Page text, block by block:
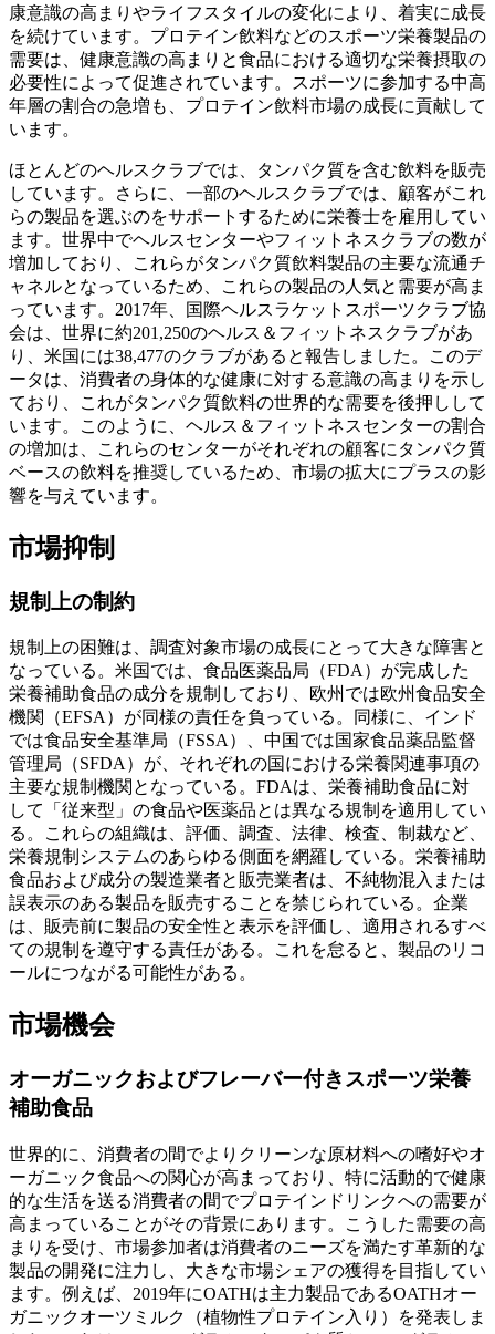
康意識の高まりやライフスタイルの変化により、着実に成長
を続けています。プロテイン飲料などのスポーツ栄養製品の
需要は、健康意識の高まりと食品における適切な栄養摂取の
必要性によって促進されています。スポーツに参加する中高
年層の割合の急増も、プロテイン飲料市場の成長に貢献して
います。
ほとんどのヘルスクラブでは、タンパク質を含む飲料を販売
しています。さらに、一部のヘルスクラブでは、顧客がこれ
らの製品を選ぶのをサポートするために栄養士を雇用してい
ます。世界中でヘルスセンターやフィットネスクラブの数が
増加しており、これらがタンパク質飲料製品の主要な流通チ
ャネルとなっているため、これらの製品の人気と需要が高ま
っています。2017年、国際ヘルスラケットスポーツクラブ協
会は、世界に約201,250のヘルス＆フィットネスクラブがあ
り、米国には38,477のクラブがあると報告しました。このデ
ータは、消費者の身体的な健康に対する意識の高まりを示し
ており、これがタンパク質飲料の世界的な需要を後押しして
います。このように、ヘルス＆フィットネスセンターの割合
の増加は、これらのセンターがそれぞれの顧客にタンパク質
ベースの飲料を推奨しているため、市場の拡大にプラスの影
響を与えています。
市場抑制
規制上の制約
規制上の困難は、調査対象市場の成長にとって大きな障害と
なっている。米国では、食品医薬品局（FDA）が完成した
栄養補助食品の成分を規制しており、欧州では欧州食品安全
機関（EFSA）が同様の責任を負っている。同様に、インド
では食品安全基準局（FSSA）、中国では国家食品薬品監督
管理局（SFDA）が、それぞれの国における栄養関連事項の
主要な規制機関となっている。FDAは、栄養補助食品に対
して「従来型」の食品や医薬品とは異なる規制を適用してい
る。これらの組織は、評価、調査、法律、検査、制裁など、
栄養規制システムのあらゆる側面を網羅している。栄養補助
食品および成分の製造業者と販売業者は、不純物混入または
誤表示のある製品を販売することを禁じられている。企業
は、販売前に製品の安全性と表示を評価し、適用されるすべ
ての規制を遵守する責任がある。これを怠ると、製品のリコ
ールにつながる可能性がある。
市場機会
オーガニックおよびフレーバー付きスポーツ栄養
補助食品
世界的に、消費者の間でよりクリーンな原材料への嗜好やオ
ーガニック食品への関心が高まっており、特に活動的で健康
的な生活を送る消費者の間でプロテインドリンクへの需要が
高まっていることがその背景にあります。こうした需要の高
まりを受け、市場参加者は消費者のニーズを満たす革新的な
製品の開発に注力し、大きな市場シェアの獲得を目指してい
ます。例えば、2019年にOATHは主力製品であるOATHオー
ガニックオーツミルク（植物性プロテイン入り）を発表しま